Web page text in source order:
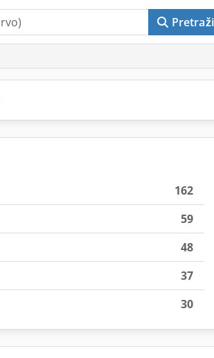
Pretraži
162
59
48
37
30